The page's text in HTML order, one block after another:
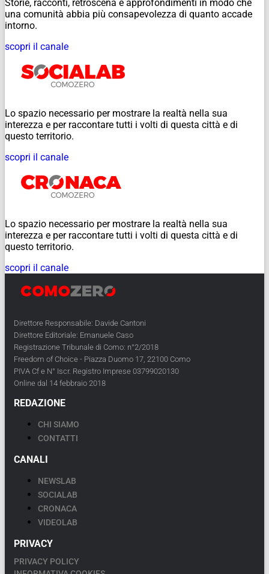
Storie, racconti, retroscena e approfondimenti in modo che
una comunità abbia più consapevolezza di quanto accade
intorno.
scopri il canale
Lo spazio necessario per mostrare la realtà nella sua
interezza e per raccontare tutti i volti di questa città e di
questo territorio.
scopri il canale
Lo spazio necessario per mostrare la realtà nella sua
interezza e per raccontare tutti i volti di questa città e di
questo territorio.
scopri il canale
Direttore Responsabile: Davide Cantoni
Direttore Editoriale: Emanuele Caso
Registrazione Tribunale di Como: n°2/2018
Freedom of Choice - Piazza Duomo 17, 22100 Como
PIVA Cf e N° Iscr. Registro Imprese 03799020130
Online dal 14 febbraio 2018
REDAZIONE
CHI SIAMO
CONTATTI
CANALI
NEWSLAB
SOCIALAB
CRONACA
VIDEOLAB
PRIVACY
PRIVACY POLICY